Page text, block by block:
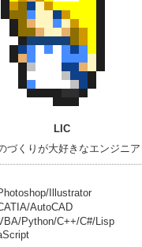
LIC
づくりが大好きなエンジニア
Illustrator
AutoCAD
Python/C++/C#/Lisp